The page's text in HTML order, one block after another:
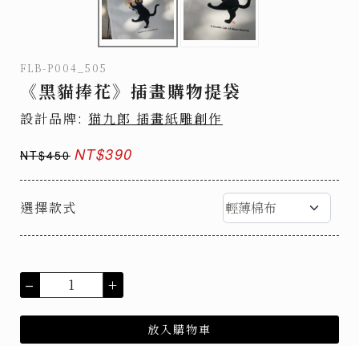
FLB-P004_505
《黑貓捧花》插畫購物提袋
設計品牌: 猫九郎 插畫紙雕創作
NT$450 NT$390
選擇款式
– +
放入購物車